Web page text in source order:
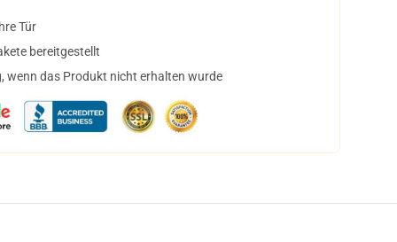
Tür
bereitgestellt
wenn das Produkt nicht erhalten wurde